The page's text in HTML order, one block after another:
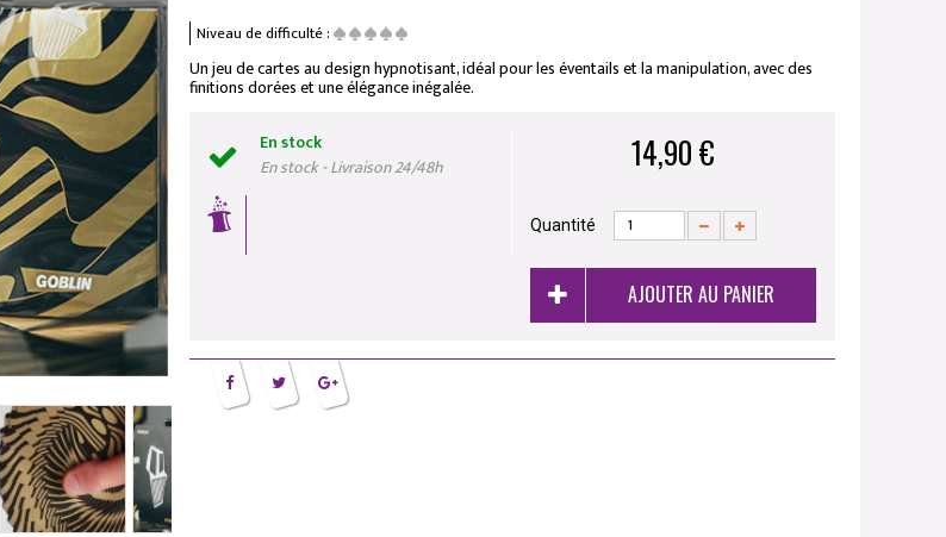
Niveau de difficulté :
Un jeu de cartes au design hypnotisant, idéal pour les éventails et la manipulation, avec des
finitions dorées et une élégance inégalée.
En stock
En stock - Livraison 24/48h
14,90 €
Quantité
AJOUTER AU PANIER